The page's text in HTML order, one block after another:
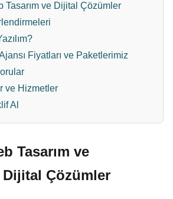
Tasarım ve Dijital Çözümler
Fiyatları ve Paketlerimiz
ve Hizmetler
Al
Tasarım ve
Çözümler